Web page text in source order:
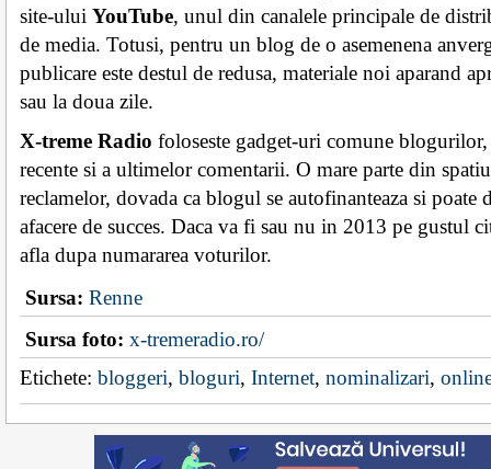
site-ului YouTube, unul din canalele principale de
de media. Totusi, pentru un blog de o asemenena
publicare este destul de redusa, materiale noi aparand
sau la doua zile.
X-treme Radio foloseste gadget-uri comune
recente si a ultimelor comentarii. O mare parte din
reclamelor, dovada ca blogul se autofinanteaza si poate
afacere de succes. Daca va fi sau nu in 2013 pe gustul
afla dupa numararea voturilor.
Sursa: Renne
Sursa foto: x-tremeradio.ro/
Etichete: bloggeri, bloguri, Internet, nominalizari,